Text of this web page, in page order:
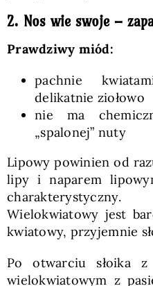
2. Nos wie swoje –
Prawdziwy miód:
pachnie
delikatnie ziołowo
nie ma
„spalonej” nuty
Lipowy powinien od
lipy i naparem
charakterystyczny.
Wielokwiatowy jest
kwiatowy, przyjemnie
Po otwarciu słoika
wielokwiatowym z